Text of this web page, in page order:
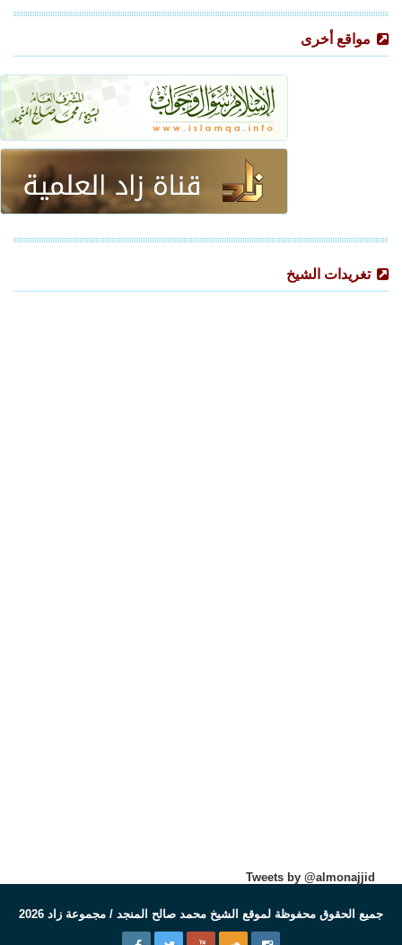
مواقع أخرى
تغريدات الشيخ
Tweets by @almonajjid
جميع الحقوق محفوظة لموقع الشيخ محمد صالح المنجد / مجموعة زاد 2026